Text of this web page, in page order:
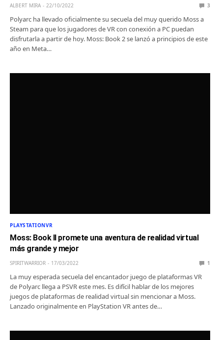
ALBERT MIRA 22/10/2022 3
Polyarc ha llevado oficialmente su secuela del muy querido Moss a
Steam para que los jugadores de VR con conexión a PC puedan
disfrutarla a partir de hoy. Moss: Book 2 se lanzó a principios de este
año en Meta…
PLAYSTATIONVR
Moss: Book II promete una aventura de realidad virtual
más grande y mejor
SPIRITWARRIOR 17/03/2022 1
La muy esperada secuela del encantador juego de plataformas VR
de Polyarc llega a PSVR este mes. Es difícil hablar de los mejores
juegos de plataformas de realidad virtual sin mencionar a Moss.
Lanzado originalmente en PlayStation VR antes de…